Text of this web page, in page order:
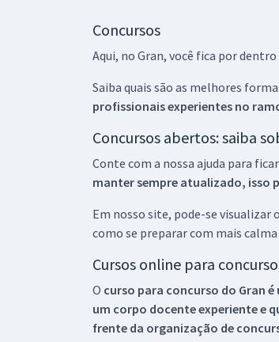
Concursos
Aqui, no Gran, você fica por
Saiba quais são as melhores
profissionais experientes no
Concursos abertos: saiba
Conte com a nossa ajuda para
manter sempre atualizado, isso
Em nosso site, pode-se visualizar
como se preparar com mais
Cursos online para
O curso para concurso do Gran
um corpo docente experiente e
frente da organização de